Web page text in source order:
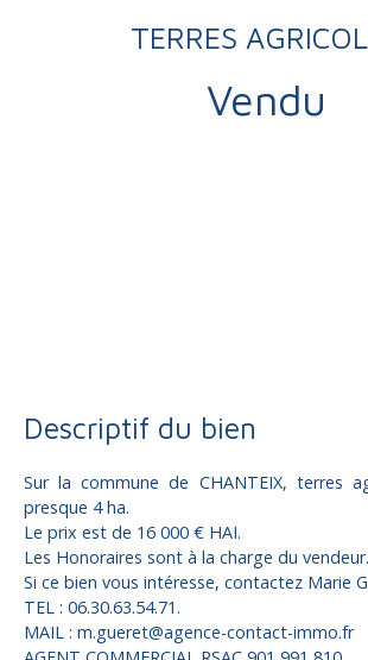
TERRES
Vendu
Descriptif du bien
Sur la commune de CHANTEIX, terres
presque 4 ha.
Le prix est de 16 000 € HAI.
Les Honoraires sont à la charge du vendeur.
Si ce bien vous intéresse, contactez Marie
TEL : 06.30.63.54.71.
MAIL : m.gueret@agence-contact-immo.fr